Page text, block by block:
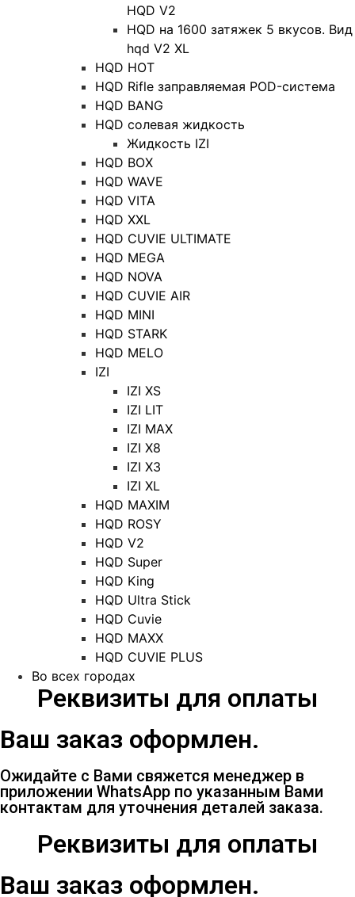
HQD V2
HQD на 1600 затяжек 5 вкусов. Вид
hqd V2 XL
HQD HOT
HQD Rifle заправляемая POD-система
HQD BANG
HQD солевая жидкость
Жидкость IZI
HQD BOX
HQD WAVE
HQD VITA
HQD XXL
HQD CUVIE ULTIMATE
HQD MEGA
HQD NOVA
HQD CUVIE AIR
HQD MINI
HQD STARK
HQD MELO
IZI
IZI XS
IZI LIT
IZI MAX
IZI X8
IZI X3
IZI XL
HQD MAXIM
HQD ROSY
HQD V2
HQD Super
HQD King
HQD Ultra Stick
HQD Cuvie
HQD MAXX
HQD CUVIE PLUS
Во всех городах
Реквизиты для оплаты
Ваш заказ оформлен.
Ожидайте с Вами свяжется менеджер в
приложении WhatsApp по указанным Вами
контактам для уточнения деталей заказа.
Реквизиты для оплаты
Ваш заказ оформлен.